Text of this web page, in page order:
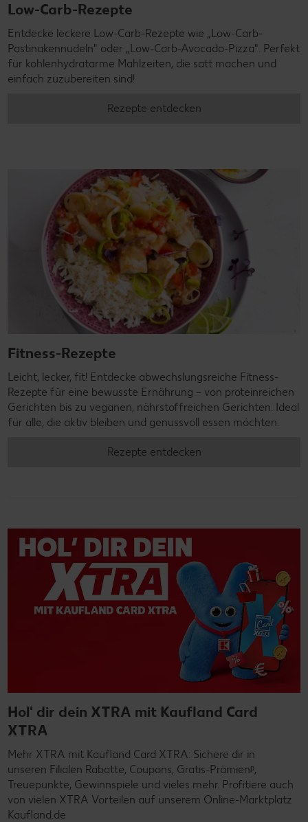
Low-Carb-Rezepte
Entdecke leckere Low-Carb-Rezepte wie „Low-Carb-
Pastinakennudeln" oder „Low-Carb-Avocado-Pizza". Perfekt
für kohlenhydratarme Mahlzeiten, die satt machen und
einfach zuzubereiten sind!
Rezepte entdecken
Fitness-Rezepte
Leicht, lecker, fit! Entdecke abwechslungsreiche Fitness-
Rezepte für eine bewusste Ernährung – von proteinreichen
Gerichten bis zu veganen, nährstoffreichen Gerichten. Ideal
für alle, die aktiv bleiben und genussvoll essen möchten.
Rezepte entdecken
Hol' dir dein XTRA mit Kaufland Card
XTRA
Mehr XTRA mit Kaufland Card XTRA: Sichere dir in
unseren Filialen Rabatte, Coupons, Gratis-Prämienᵖ,
Treuepunkte, Gewinnspiele und vieles mehr. Profitiere auch
von vielen XTRA Vorteilen auf unserem Online-Marktplatz
Kaufland.de